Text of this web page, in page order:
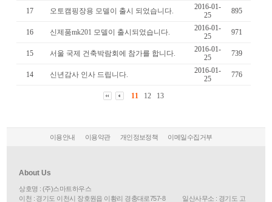
고객센터
17 오토캠핑장용 모델이 출시 되었습니다.
2016-01-
25
895
16 신제품mk201 모델이 출시되었습니다.
2016-01-
25
971
15 서울 국제 건축박람회에 참가를 합니다.
2016-01-
25
739
14 신년감사 인사 드립니다.
2016-01-
25
776
11 12 13
이용안내 이용약관 개인정보정책 이메일수집거부
About Us
상호명 : (주)스마트하우스
이천 : 경기도 이천시 장호원읍 이황리 경충대로757-8 일산사무소 : 경기도 고